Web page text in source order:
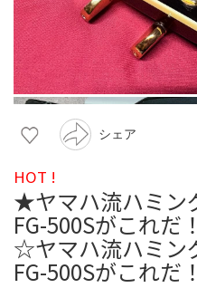
シェア
HOT !
★ヤマハ流ハミン
FG-500Sがこれ
☆ヤマハ流ハミン
FG-500Sがこれだ